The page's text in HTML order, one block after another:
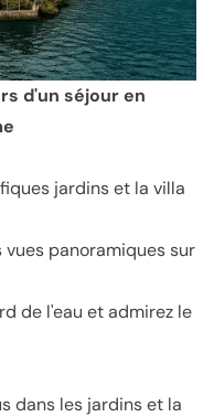
d'un séjour en
jardins et la villa
vues panoramiques sur
de l'eau et admirez le
dans les jardins et la